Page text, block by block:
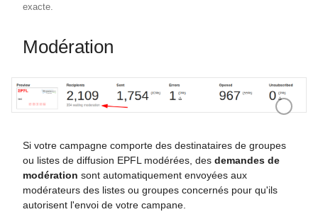
exacte.
Modération
Si votre campagne comporte des destinataires de groupes
ou listes de diffusion EPFL modérées, des demandes de
modération sont automatiquement envoyées aux
modérateurs des listes ou groupes concernés pour qu'ils
autorisent l'envoi de votre campane.